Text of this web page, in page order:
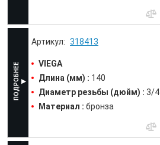
318413
VIEGA
Длина (мм) : 140
Диаметр резьбы (дюйм) : 3/4
Материал : бронза